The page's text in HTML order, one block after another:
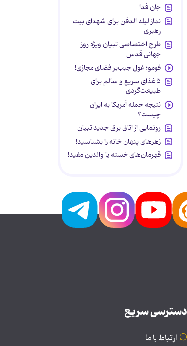
جان فدا
نماز لیله الدفن برای شهدای بیت
رهبری
طرح اختصاصی تبیان ویژه روز
جهانی قدس
فومو؛ غول جیب‌بر فضای مجازی!
۵ غذای سریع و سالم برای
طبیعت‌گردی
نتیجه حمله آمریکا به ایران
چیست؟
رونمایی از اتاق برق جدید تبیان
زهرهای پنهان خانه را بشناسید!
قهرمان‌های خسته یا والدین مفید!
دسترسی سریع
ارتباط با ما